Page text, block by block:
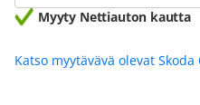
Myyty Nettiauton kautta
Katso myytävävä olevat